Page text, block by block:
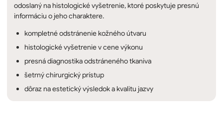
odoslaný na histologické vyšetrenie, ktoré poskytuje presnú
informáciu o jeho charaktere.
kompletné odstránenie kožného útvaru
histologické vyšetrenie v cene výkonu
presná diagnostika odstráneného tkaniva
šetrný chirurgický prístup
dôraz na estetický výsledok a kvalitu jazvy